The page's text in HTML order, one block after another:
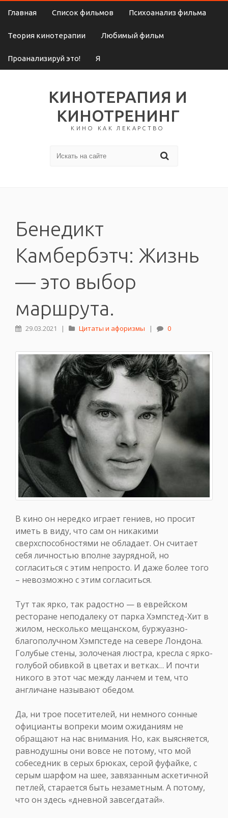
Главная Список фильмов Психоанализ фильма
Теория кинотерапии Любимый фильм
Проанализируй это! Я
КИНОТЕРАПИЯ И
КИНОТРЕНИНГ
КИНО КАК ЛЕКАРСТВО
Бенедикт
Камбербэтч: Жизнь
— это выбор
маршрута.
29.03.2021 | Цитаты и афоризмы | 0
В кино он нередко играет гениев, но просит
иметь в виду, что сам он никакими
сверхспособностями не обладает. Он считает
себя личностью вполне заурядной, но
согласиться с этим непросто. И даже более того
– невозможно с этим согласиться.
Тут так ярко, так радостно — в еврейском
ресторане неподалеку от парка Хэмпстед-Хит в
жилом, несколько мещанском, буржуазно-
благополучном Хэмпстеде на севере Лондона.
Голубые стены, золоченая люстра, кресла с ярко-
голубой обивкой в цветах и ветках… И почти
никого в этот час между ланчем и тем, что
англичане называют обедом.
Да, ни трое посетителей, ни немного сонные
официанты вопреки моим ожиданиям не
обращают на нас внимания. Но, как выясняется,
равнодушны они вовсе не потому, что мой
собеседник в серых брюках, серой фуфайке, с
серым шарфом на шее, завязанным аскетичной
петлей, старается быть незаметным. А потому,
что он здесь «дневной завсегдатай».